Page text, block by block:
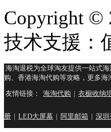
Copyright ©
技术支援：
海淘退税为全球淘友提供一站式
购、香港海淘代购等攻略，更多海
友情链接： 海淘代购 衣橱收纳
册 LED大屏幕 阿里邮箱 深圳